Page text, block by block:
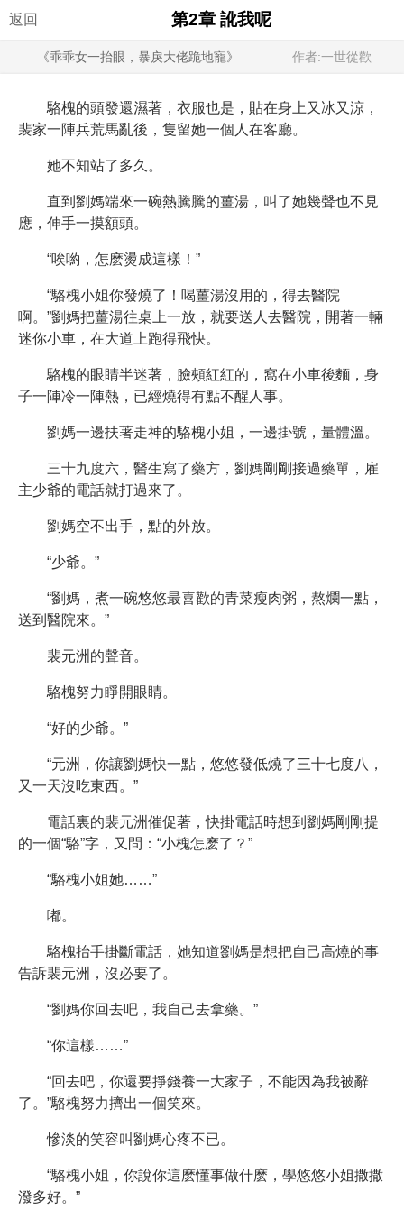
返回 第2章 訛我呢
《乖乖女一抬眼，暴戾大佬跪地寵》 作者:一世從歡
駱槐的頭發還濕著，衣服也是，貼在身上又冰又涼，
裴家一陣兵荒馬亂後，隻留她一個人在客廳。
她不知站了多久。
直到劉媽端來一碗熱騰騰的薑湯，叫了她幾聲也不見
應，伸手一摸額頭。
“唉喲，怎麽燙成這樣！”
“駱槐小姐你發燒了！喝薑湯沒用的，得去醫院
啊。”劉媽把薑湯往桌上一放，就要送人去醫院，開著一輛
迷你小車，在大道上跑得飛快。
駱槐的眼睛半迷著，臉頰紅紅的，窩在小車後麵，身
子一陣冷一陣熱，已經燒得有點不醒人事。
劉媽一邊扶著走神的駱槐小姐，一邊掛號，量體溫。
三十九度六，醫生寫了藥方，劉媽剛剛接過藥單，雇
主少爺的電話就打過來了。
劉媽空不出手，點的外放。
“少爺。”
“劉媽，煮一碗悠悠最喜歡的青菜瘦肉粥，熬爛一點，
送到醫院來。”
裴元洲的聲音。
駱槐努力睜開眼睛。
“好的少爺。”
“元洲，你讓劉媽快一點，悠悠發低燒了三十七度八，
又一天沒吃東西。”
電話裏的裴元洲催促著，快掛電話時想到劉媽剛剛提
的一個“駱”字，又問：“小槐怎麽了？”
“駱槐小姐她……”
嘟。
駱槐抬手掛斷電話，她知道劉媽是想把自己高燒的事
告訴裴元洲，沒必要了。
“劉媽你回去吧，我自己去拿藥。”
“你這樣……”
“回去吧，你還要掙錢養一大家子，不能因為我被辭
了。”駱槐努力擠出一個笑來。
慘淡的笑容叫劉媽心疼不已。
“駱槐小姐，你說你這麽懂事做什麽，學悠悠小姐撒撒
潑多好。”